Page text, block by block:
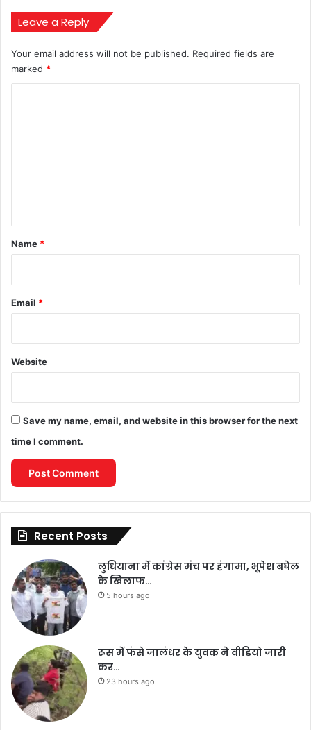
Leave a Reply
Your email address will not be published. Required fields are
marked *
*
Name *
Email *
Website
Save my name, email, and website in this browser for the next
time I comment.
Recent Posts
लुधियाना में कांग्रेस मंच पर हंगामा, भूपेश बघेल
के खिलाफ…
5 hours ago
रूस में फंसे जालंधर के युवक ने वीडियो जारी
कर…
23 hours ago